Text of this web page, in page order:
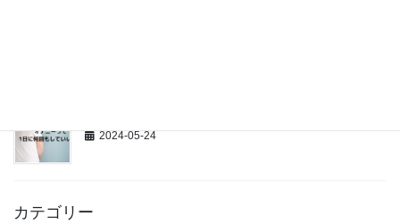
2024-05-24
カテゴリー